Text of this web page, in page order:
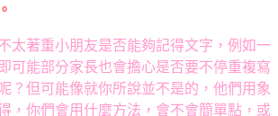
太著重小朋友是否能夠記得文字，例如一
可能部分家長也會擔心是否要不停重複寫
？但可能像就你所說並不是的，他們用象
，你們會用什麼方法，會不會簡單點，或